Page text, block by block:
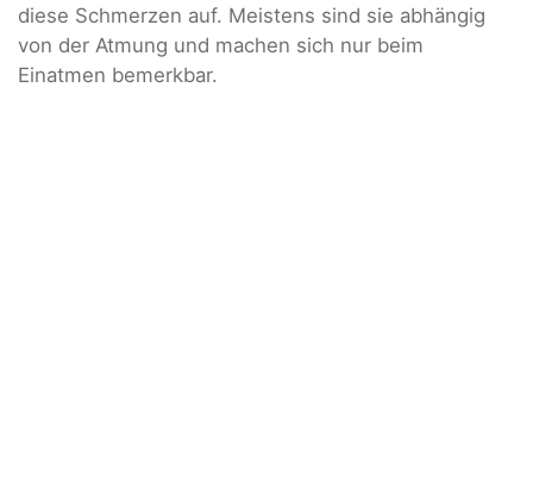
diese Schmerzen auf. Meistens sind sie abhängig
von der Atmung und machen sich nur beim
Einatmen bemerkbar.